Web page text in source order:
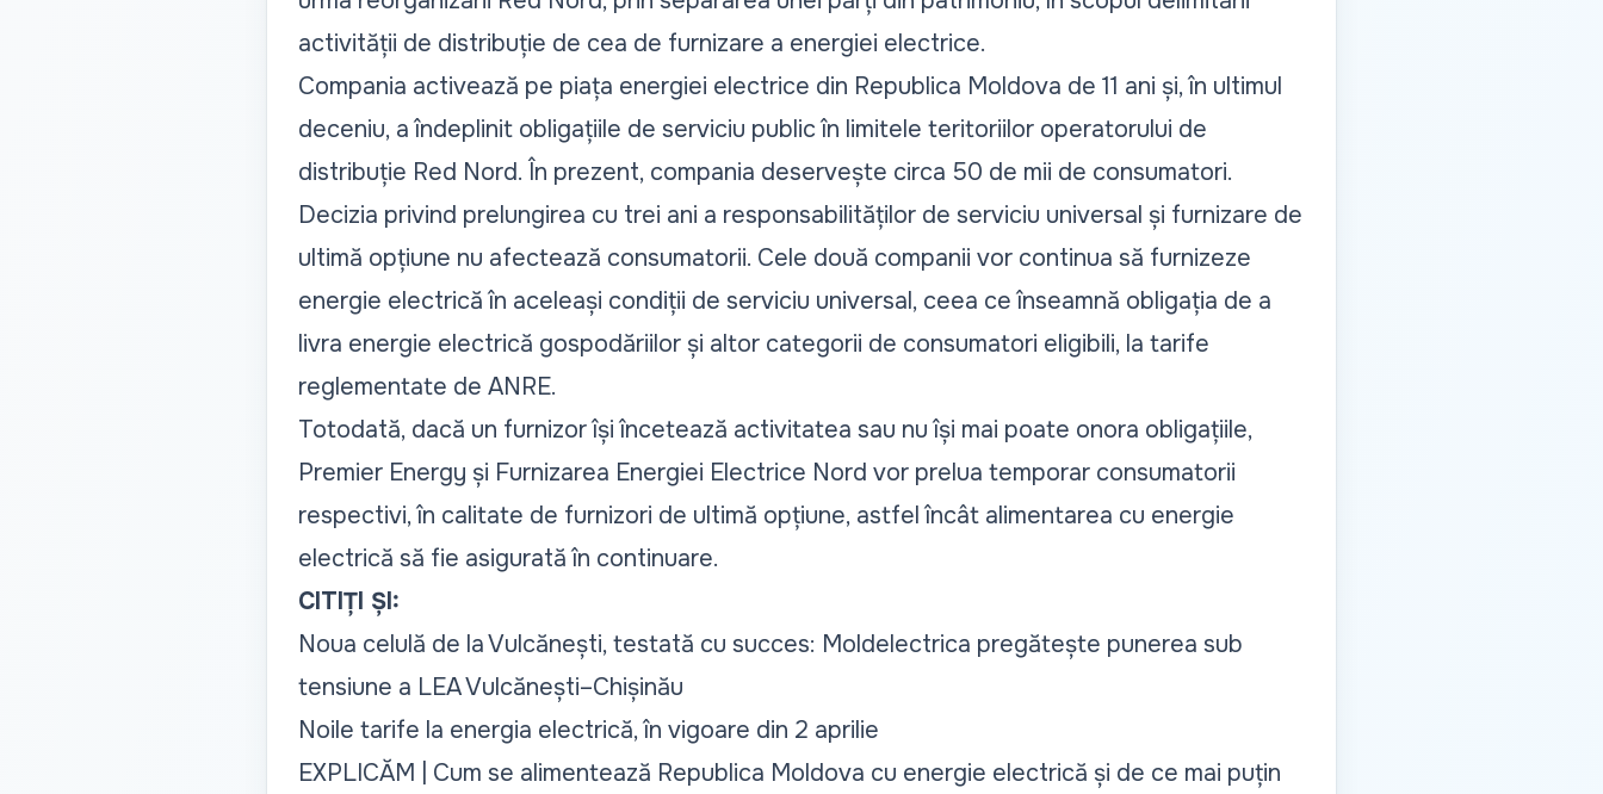
activității de distribuție de cea de furnizare a energiei electrice.
Compania activează pe piața energiei electrice din Republica Moldova de 11 ani și, în ultimul
deceniu, a îndeplinit obligațiile de serviciu public în limitele teritoriilor operatorului de
distribuție Red Nord. În prezent, compania deservește circa 50 de mii de consumatori.
Decizia privind prelungirea cu trei ani a responsabilităților de serviciu universal și furnizare de
ultimă opțiune nu afectează consumatorii. Cele două companii vor continua să furnizeze
energie electrică în aceleași condiții de serviciu universal, ceea ce înseamnă obligația de a
livra energie electrică gospodăriilor și altor categorii de consumatori eligibili, la tarife
reglementate de ANRE.
Totodată, dacă un furnizor își încetează activitatea sau nu își mai poate onora obligațiile,
Premier Energy și Furnizarea Energiei Electrice Nord vor prelua temporar consumatorii
respectivi, în calitate de furnizori de ultimă opțiune, astfel încât alimentarea cu energie
electrică să fie asigurată în continuare.
CITIȚI ȘI:
Noua celulă de la Vulcănești, testată cu succes: Moldelectrica pregătește punerea sub
tensiune a LEA Vulcănești–Chișinău
Noile tarife la energia electrică, în vigoare din 2 aprilie
EXPLICĂM | Cum se alimentează Republica Moldova cu energie electrică și de ce mai puțin